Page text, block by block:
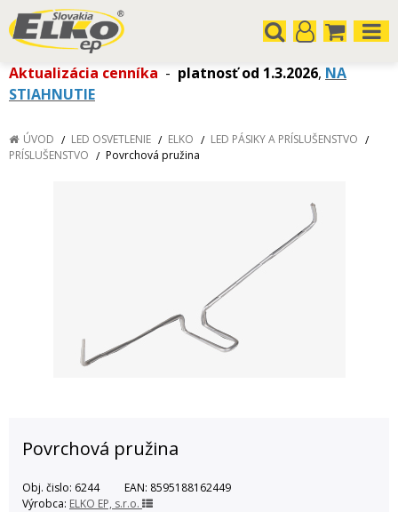
Aktualizácia cenníka - platnosť od 1.3.2026, NA
STIAHNUTIE
ÚVOD LED OSVETLENIE ELKO
LED PÁSIKY A PRÍSLUŠENSTVO
PRÍSLUŠENSTVO
Povrchová pružina
Povrchová pružina
Obj. čislo: 6244 EAN: 8595188162449
Výrobca: ELKO EP, s.r.o.